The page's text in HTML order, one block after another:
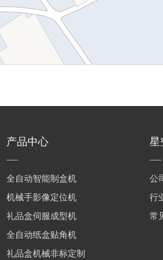
产品中心
全自动智能制盒机
机械手影像定位机
礼品盒伺服成型机
全自动纸盒贴角机
礼品盒机械非标定制
星
公
行
常